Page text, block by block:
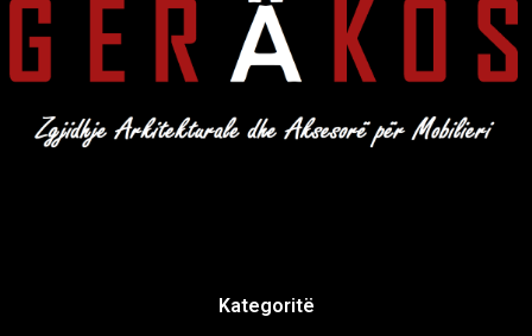
Kategoritë